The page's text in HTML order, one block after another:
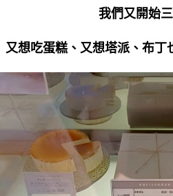
我們又開始
又想吃蛋糕、又想塔派、布丁